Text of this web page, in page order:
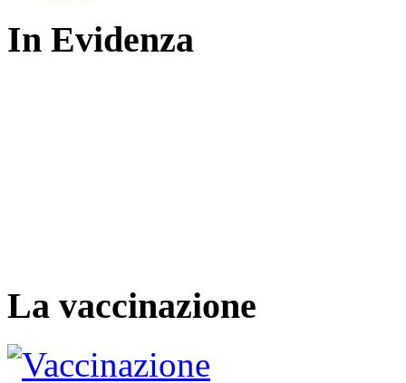
In Evidenza
La vaccinazione